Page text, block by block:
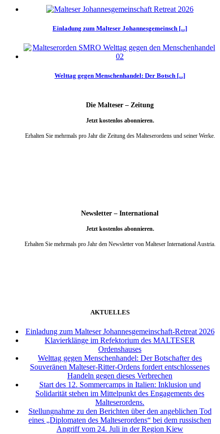
Einladung zum Malteser Johannesgemeinsch [...]
Welttag gegen Menschenhandel: Der Botsch [...]
Die Malteser – Zeitung
Jetzt kostenlos abonnieren.
Erhalten Sie mehrmals pro Jahr die Zeitung des Malteserordens und seiner Werke.
Newsletter – International
Jetzt kostenlos abonnieren.
Erhalten Sie mehrmals pro Jahr den Newsletter von Malteser International Austria.
AKTUELLES
Einladung zum Malteser Johannesgemeinschaft-Retreat 2026
Klavierklänge im Refektorium des MALTESER
Ordenshauses
Welttag gegen Menschenhandel: Der Botschafter des
Souveränen Malteser-Ritter-Ordens fordert entschlossenes
Handeln gegen dieses Verbrechen
Start des 12. Sommercamps in Italien: Inklusion und
Solidarität stehen im Mittelpunkt des Engagements des
Malteserordens.
Stellungnahme zu den Berichten über den angeblichen Tod
eines „Diplomaten des Malteserordens“ bei dem russischen
Angriff vom 24. Juli in der Region Kiew